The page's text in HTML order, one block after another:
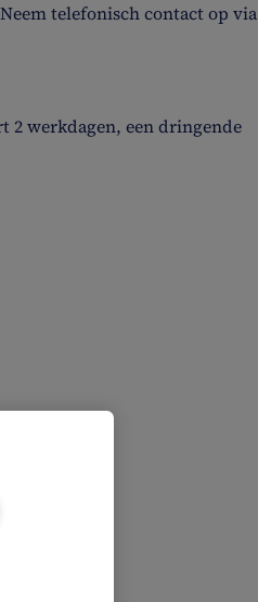
telefonisch contact op via
2 werkdagen, een dringende